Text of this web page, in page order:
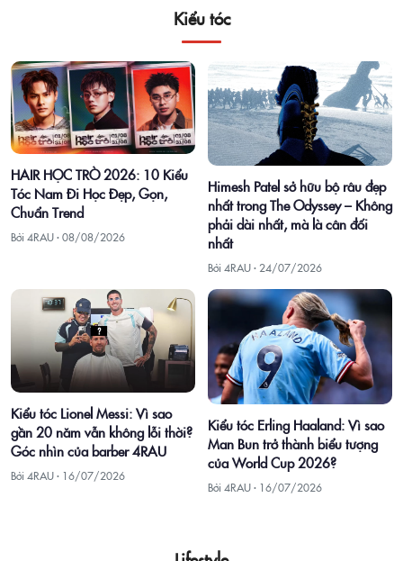
Kiểu tóc
HAIR HỌC TRÒ 2026: 10 Kiểu
Tóc Nam Đi Học Đẹp, Gọn,
Chuẩn Trend
Bởi 4RAU ·08/08/2026
Himesh Patel sở hữu bộ râu đẹp
nhất trong The Odyssey – Không
phải dài nhất, mà là cân đối
nhất
Bởi 4RAU · 24/07/2026
Kiểu tóc Lionel Messi: Vì sao
gần 20 năm vẫn không lỗi thời?
Góc nhìn của barber 4RAU
Bởi 4RAU · 16/07/2026
Kiểu tóc Erling Haaland: Vì sao
Man Bun trở thành biểu tượng
của World Cup 2026?
Bởi 4RAU · 16/07/2026